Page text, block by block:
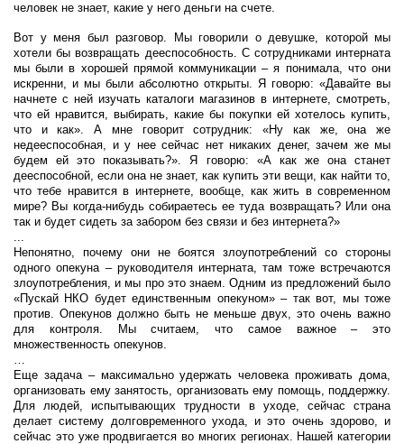
человек не знает, какие у него деньги на счете.
Вот у меня был разговор. Мы говорили о девушке, которой мы
хотели бы возвращать дееспособность. С сотрудниками интерната
мы были в хорошей прямой коммуникации – я понимала, что они
искренни, и мы были абсолютно открыты. Я говорю: «Давайте вы
начнете с ней изучать каталоги магазинов в интернете, смотреть,
что ей нравится, выбирать, какие бы покупки ей хотелось купить,
что и как». А мне говорит сотрудник: «Ну как же, она же
недееспособная, и у нее сейчас нет никаких денег, зачем же мы
будем ей это показывать?». Я говорю: «А как же она станет
дееспособной, если она не знает, как купить эти вещи, как найти то,
что тебе нравится в интернете, вообще, как жить в современном
мире? Вы когда-нибудь собираетесь ее туда возвращать? Или она
так и будет сидеть за забором без связи и без интернета?»
...
Непонятно, почему они не боятся злоупотреблений со стороны
одного опекуна – руководителя интерната, там тоже встречаются
злоупотребления, и мы про это знаем. Одним из предложений было
«Пускай НКО будет единственным опекуном» – так вот, мы тоже
против. Опекунов должно быть не меньше двух, это очень важно
для контроля. Мы считаем, что самое важное – это
множественность опекунов.
…
Еще задача – максимально удержать человека проживать дома,
организовать ему занятость, организовать ему помощь, поддержку.
Для людей, испытывающих трудности в уходе, сейчас страна
делает систему долговременного ухода, и это очень здорово, и
сейчас это уже продвигается во многих регионах. Нашей категории